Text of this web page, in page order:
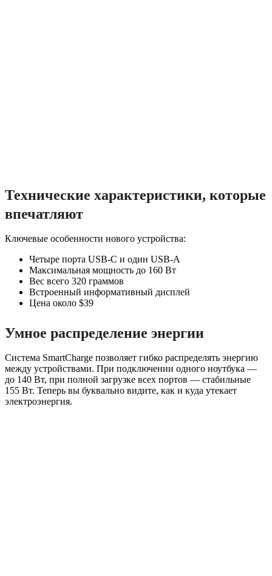
Технические характеристики, которые
впечатляют
Ключевые особенности нового устройства:
Четыре порта USB-C и один USB-A
Максимальная мощность до 160 Вт
Вес всего 320 граммов
Встроенный информативный дисплей
Цена около $39
Умное распределение энергии
Система SmartCharge позволяет гибко распределять энергию
между устройствами. При подключении одного ноутбука —
до 140 Вт, при полной загрузке всех портов — стабильные
155 Вт. Теперь вы буквально видите, как и куда утекает
электроэнергия.